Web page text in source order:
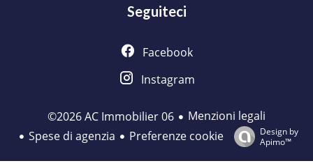
Seguiteci
Facebook
Instagram
©2026 AC Immobilier 06
Menzioni legali
Spese di agenzia
Preferenze cookie
Design by
Apimo™